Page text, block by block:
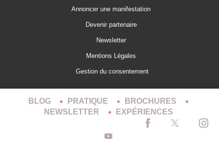
Annoncer une manifestation
Devenir partenaire
Newsletter
Mentions Légales
Gestion du consentement
BLOG PRATIQUE
BROCHURES
NEWSLETTER
EXPÉRIENCES